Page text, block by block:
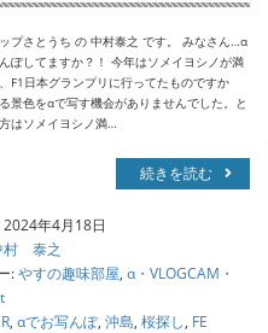
プさとうち の 中村泰之 です。 みなさん…α
ぽしてますか？！ 今年はソメイヨシノが満
F1日本グランプリに行ってたものですか
景色をαで写す機会がありませんでした。と
はソメイヨシノ満…
続きを読む
年4月18日
村 泰之
:やすの趣味部屋, α・VLOGCAM・
, αでお写んぽ, 沖島, 桜探し, FE